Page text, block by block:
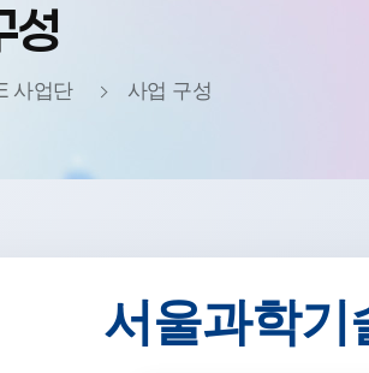
성
사업단 사업 구성
서울과학기